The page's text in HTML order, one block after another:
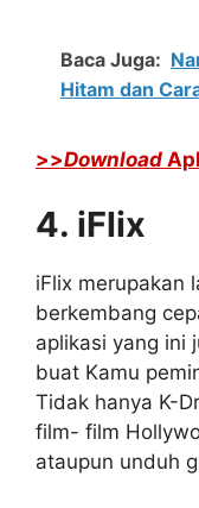
Baca Juga:
Hitam dan
>>Download
4. iFlix
iFlix merupakan
berkembang
aplikasi yang ini
buat Kamu
Tidak hanya K-
film- film
ataupun unduh